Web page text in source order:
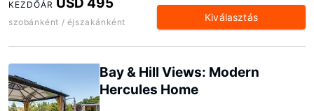
KEZDŐÁR
szobánként / éjszakánként Kiválasztás
Bay & Hill Views: Modern
Hercules Home